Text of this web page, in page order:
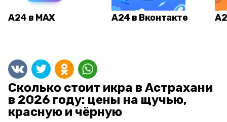
А24 в MAX А24 в Вконтакте
Сколько стоит икра в Астрахани
в 2026 году: цены на щучью,
красную и чёрную